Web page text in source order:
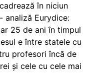
în niciun
analiză Eurydice:
25 de ani în timpul
e între statele cu
profesori încă de
și cele cu cele mai